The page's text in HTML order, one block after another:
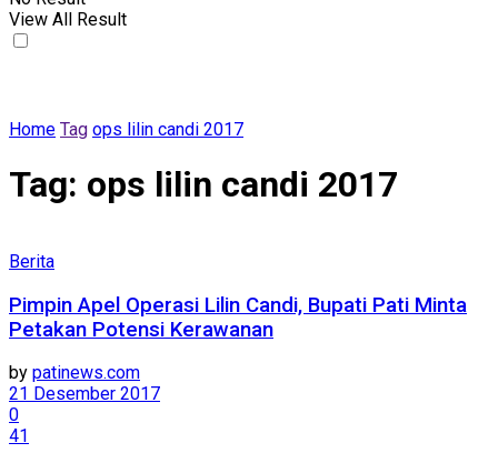
View All Result
Home Tag ops lilin candi 2017
Tag: ops lilin candi 2017
Berita
Pimpin Apel Operasi Lilin Candi, Bupati Pati Minta
Petakan Potensi Kerawanan
by patinews.com
21 Desember 2017
0
41